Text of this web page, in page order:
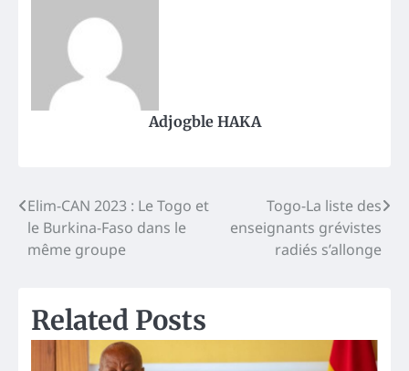
Adjogble HAKA
Post
navigation
Elim-CAN 2023 : Le Togo et
le Burkina-Faso dans le
même groupe
Togo-La liste des
enseignants grévistes
radiés s’allonge
Related Posts